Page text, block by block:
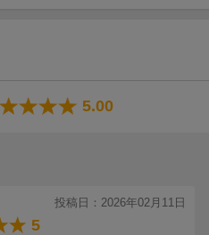
5.00
投稿日：2026年02月11日
5